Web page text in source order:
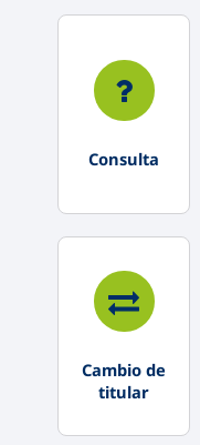
Consulta
Cambio de
titular